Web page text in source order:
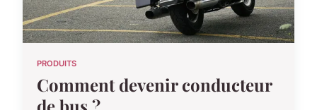
PRODUITS
Comment devenir conducteur